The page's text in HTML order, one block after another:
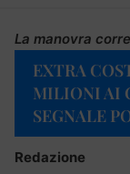
La manovra
EXTRA
MILIONI AI
SEGNALE
Redazione